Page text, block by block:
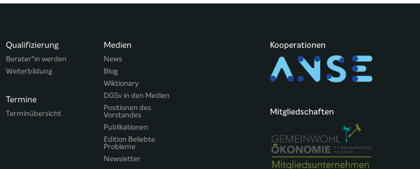
Qualifizierung
Berater*in werden
Weiterbildung
Termine
Terminübersicht
Medien
News
Blog
Wiktionary
DGSv in den Medien
Positionen des
Vorstandes
Publikationen
Edition Beliebte
Probleme
Newsletter
Kooperationen
Mitgliedschaften